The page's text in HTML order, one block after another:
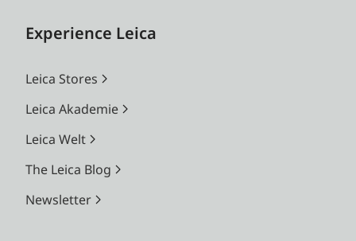
Experience Leica
Leica Stores
Leica Akademie
Leica Welt
The Leica Blog
Newsletter